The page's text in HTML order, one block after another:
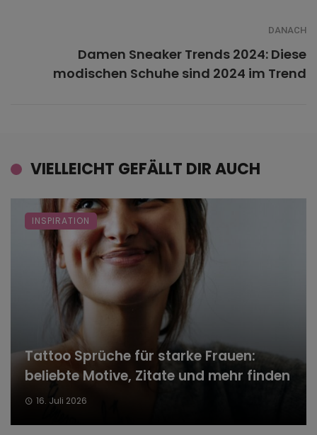
DANACH
Damen Sneaker Trends 2024: Diese
modischen Schuhe sind 2024 im Trend
VIELLEICHT GEFÄLLT DIR AUCH
Tattoo Sprüche für starke Frauen:
beliebte Motive, Zitate und mehr finden
16. Juli 2026
INSPIRATION